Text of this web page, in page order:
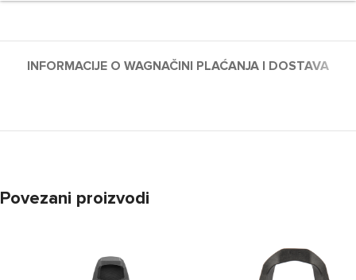
INFORMACIJE O WAGNAČINI PLAĆANJA I DOSTAVA
Povezani proizvodi